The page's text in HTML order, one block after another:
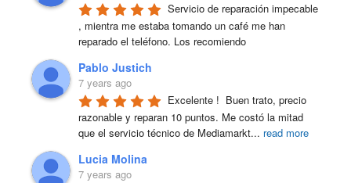
Servicio de reparación impecable
, mientra me estaba tomando un café me han
reparado el teléfono. Los recomiendo
Pablo Justich
7 years ago
Excelente !  Buen trato, precio
razonable y reparan 10 puntos. Me costó la mitad
que el servicio técnico de Mediamarkt... read more
Lucia Molina
7 years ago